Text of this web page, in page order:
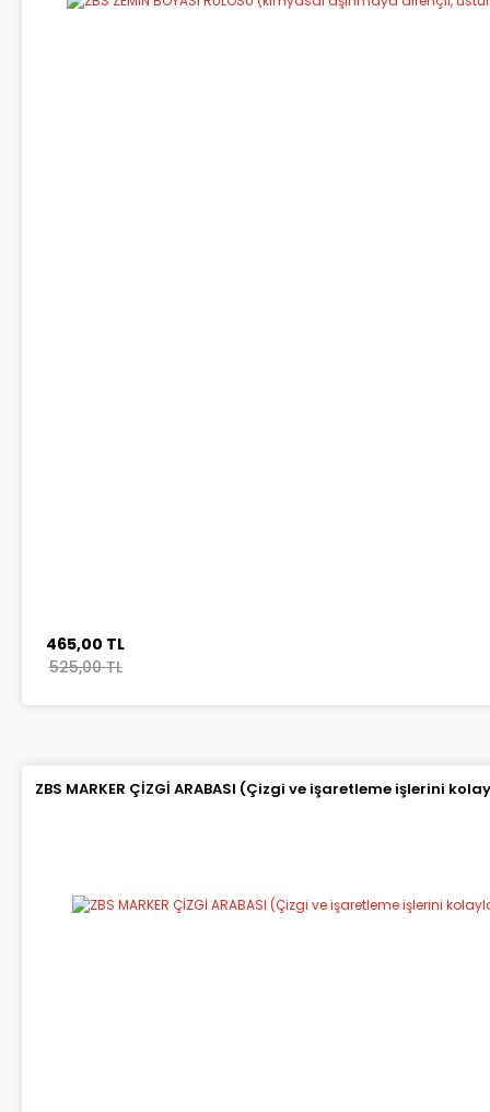
465,00 TL
525,00 TL
ZBS MARKER ÇİZGİ ARABASI (Çizgi ve işaretleme işlerini